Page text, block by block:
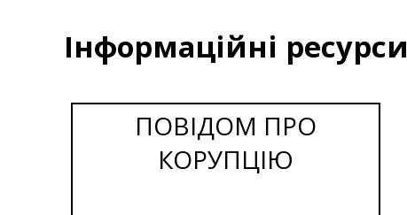
Інформаційні ресурси
ПОВІДОМ ПРО
КОРУПЦІЮ